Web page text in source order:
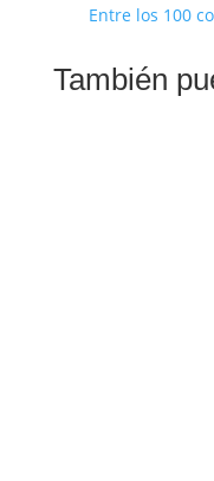
Entre los 100
También